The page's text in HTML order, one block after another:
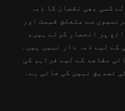
کسی بھی نقصان کا ذمہ
سے متعلق قیمت اور
پر انحصار کرتے ہیں،
کے لیے ذمہ دار نہیں ہیں۔
مقاصد کے لیے فراہم کی